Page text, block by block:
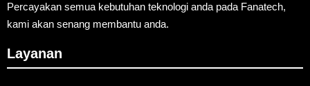
Percayakan semua kebutuhan teknologi anda pada Fanatech,
kami akan senang membantu anda.
Layanan